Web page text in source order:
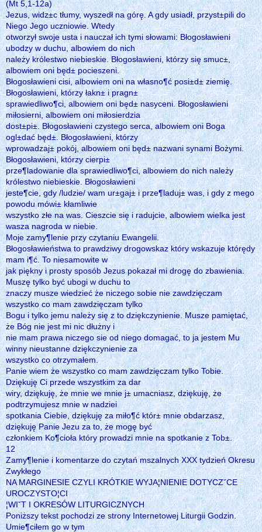
(Mt 5,1-12a)
Jezus, widz±c tłumy, wyszedł na górę. A gdy usiadł, przyst±pili do
Niego Jego uczniowie. Wtedy
otworzył swoje usta i nauczał ich tymi słowami: Błogosławieni
ubodzy w duchu, albowiem do nich
należy królestwo niebieskie. Błogosławieni, którzy się smuc±,
albowiem oni będ± pocieszeni.
Błogosławieni cisi, albowiem oni na własno¶ć posi±d± ziemię.
Błogosławieni, którzy łakn± i pragn±
sprawiedliwo¶ci, albowiem oni będ± nasyceni. Błogosławieni
miłosierni, albowiem oni miłosierdzia
dost±pi±. Błogosławieni czystego serca, albowiem oni Boga
ogl±dać będ±. Błogosławieni, którzy
wprowadzaj± pokój, albowiem oni będ± nazwani synami Bożymi.
Błogosławieni, którzy cierpi±
prze¶ladowanie dla sprawiedliwo¶ci, albowiem do nich należy
królestwo niebieskie. Błogosławieni
jeste¶cie, gdy /ludzie/ wam ur±gaj± i prze¶laduj± was, i gdy z mego
powodu mówi± kłamliwie
wszystko złe na was. Cieszcie się i radujcie, albowiem wielka jest
wasza nagroda w niebie.
Moje zamy¶lenie przy czytaniu Ewangelii.
Błogosławieństwa to prawdziwy drogowskaz który wskazuje którędy
mam i¶ć. To niesamowite w
jak piękny i prosty sposób Jezus pokazał mi drogę do zbawienia.
Muszę tylko być ubogi w duchu to
znaczy musze wiedzieć że niczego sobie nie zawdzięczam
wszystko co mam zawdzięczam tylko
Bogu i tylko jemu należy się z to dziękczynienie. Musze pamiętać,
że Bóg nie jest mi nic dłużny i
nie mam prawa niczego sie od niego domagać, to ja jestem Mu
winny nieustanne dziękczynienie za
wszystko co otrzymałem.
Panie wiem że wszystko co mam zawdzięczam tylko Tobie.
Dziękuję Ci przede wszystkim za dar
wiry, dziękuję, że mnie we mnie j± umacniasz, dziękuję, że
podtrzymujesz mnie w nadziei
spotkania Ciebie, dziękuję za miło¶ć któr± mnie obdarzasz,
dziękuję Panie Jezu za to, że mogę być
członkiem Ko¶cioła który prowadzi mnie na spotkanie z Tob±.
12
Zamy¶lenie i komentarze do czytań mszalnych XXX tydzień Okresu
Zwykłego
NA MARGINESIE CZYLI KRÓTKIE WYJA¦NIENIE DOTYCZˇCE
UROCZYSTO¦CI
¦WIˇT I OKRESÓW LITURGICZNYCH
Poniższy tekst pochodzi ze strony Internetowej Liturgii Godzin.
Umie¶ciłem go w tym